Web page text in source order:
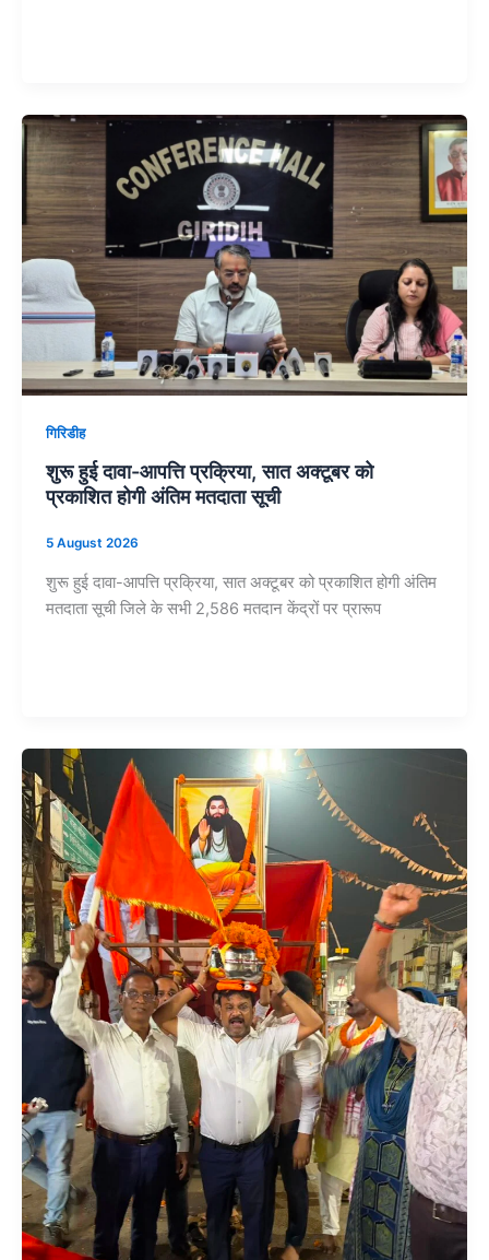
गिरिडीह
शुरू हुई दावा-आपत्ति प्रक्रिया, सात अक्टूबर को
प्रकाशित होगी अंतिम मतदाता सूची
5 August 2026
शुरू हुई दावा-आपत्ति प्रक्रिया, सात अक्टूबर को प्रकाशित होगी अंतिम
मतदाता सूची जिले के सभी 2,586 मतदान केंद्रों पर प्रारूप